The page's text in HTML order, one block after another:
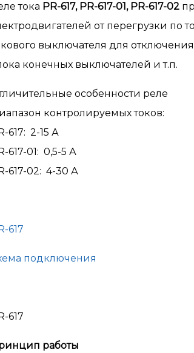
тока PR-617, PR-617-01, PR-617-02
от перегрузки по
выключателя для
конечных выключателей и т.п.
особенности реле
контролируемых токов:
617: 2-15 А
617-01: 0,5-5 А
617-02: 4-30 А
617
подключения
617
работы